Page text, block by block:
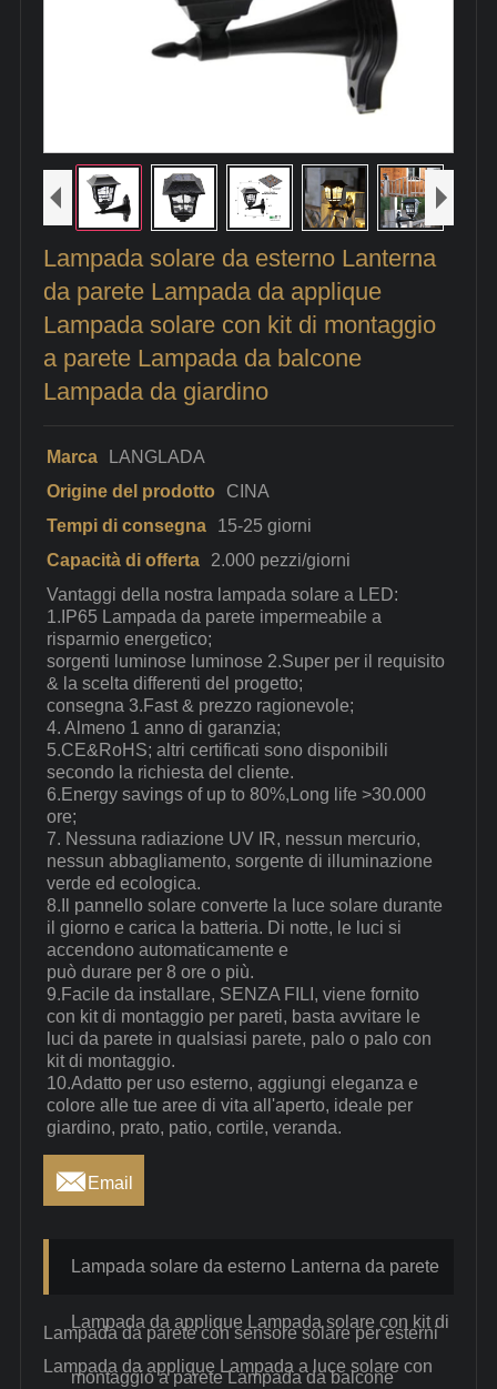
Lampada solare da esterno Lanterna
da parete Lampada da applique
Lampada solare con kit di montaggio
a parete Lampada da balcone
Lampada da giardino
Marca
LANGLADA
Origine del prodotto
CINA
Tempi di consegna
15-25 giorni
Capacità di offerta
2.000 pezzi/giorni
Vantaggi della nostra lampada solare a LED:
1.IP65 Lampada da parete impermeabile a
risparmio energetico;
sorgenti luminose luminose 2.Super per il requisito
& la scelta differenti del progetto;
consegna 3.Fast & prezzo ragionevole;
4. Almeno 1 anno di garanzia;
5.CE&RoHS; altri certificati sono disponibili
secondo la richiesta del cliente.
6.Energy savings of up to 80%,Long life >30.000
ore;
7. Nessuna radiazione UV IR, nessun mercurio,
nessun abbagliamento, sorgente di illuminazione
verde ed ecologica.
8.Il pannello solare converte la luce solare durante
il giorno e carica la batteria. Di notte, le luci si
accendono automaticamente e
può durare per 8 ore o più.
9.Facile da installare, SENZA FILI, viene fornito
con kit di montaggio per pareti, basta avvitare le
luci da parete in qualsiasi parete, palo o palo con
kit di montaggio.
10.Adatto per uso esterno, aggiungi eleganza e
colore alle tue aree di vita all'aperto, ideale per
giardino, prato, patio, cortile, veranda.
 Email
Lampada solare da esterno Lanterna da parete
Lampada da applique Lampada solare con kit di
montaggio a parete Lampada da balcone
Lampada da parete con sensore solare per esterni
Lampada da applique Lampada a luce solare con